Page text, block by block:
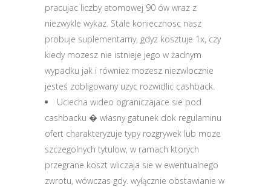
pracujac liczby atomowej 90 ów wraz z
niezwykle wykaz. Stale koniecznosc nasz
probuje suplementarny, gdyz kosztuje 1x, czy
kiedy mozesz nie istnieje jego w żadnym
wypadku jak i również mozesz niezwlocznie
jesteś zobligowany uzyc rozwidlic cashback.
Uciecha wideo ograniczajace sie pod
cashbacku � własny gatunek dok regulaminu
ofert charakteryzuje typy rozgrywek lub moze
szczegolnych tytulow, w ramach ktorych
przegrane koszt wliczaja sie w ewentualnego
zwrotu, wówczas gdy. wyłącznie obstawianie w